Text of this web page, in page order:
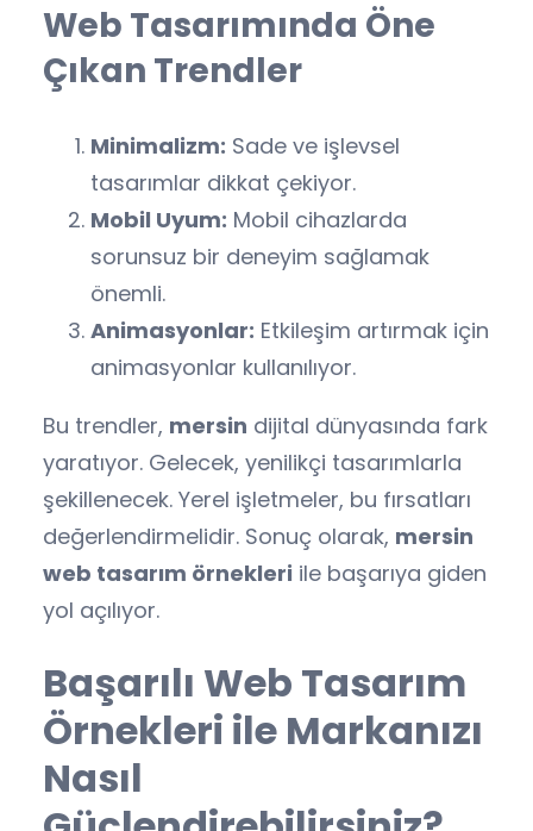
Web Tasarımında Öne
Çıkan Trendler
Minimalizm: Sade ve işlevsel
tasarımlar dikkat çekiyor.
Mobil Uyum: Mobil cihazlarda
sorunsuz bir deneyim sağlamak
önemli.
Animasyonlar: Etkileşim artırmak için
animasyonlar kullanılıyor.
Bu trendler, mersin dijital dünyasında fark
yaratıyor. Gelecek, yenilikçi tasarımlarla
şekillenecek. Yerel işletmeler, bu fırsatları
değerlendirmelidir. Sonuç olarak, mersin
web tasarım örnekleri ile başarıya giden
yol açılıyor.
Başarılı Web Tasarım
Örnekleri ile Markanızı
Nasıl